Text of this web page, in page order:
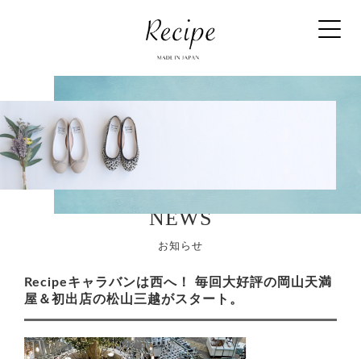
NEWS
お知らせ
Recipeキャラバンは西へ！ 毎回大好評の岡山天満
屋＆初出店の松山三越がスタート。